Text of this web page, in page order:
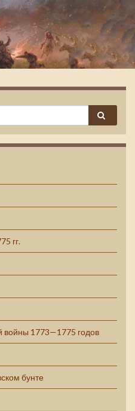
гг.
войны 1773—1775 годов
бунте